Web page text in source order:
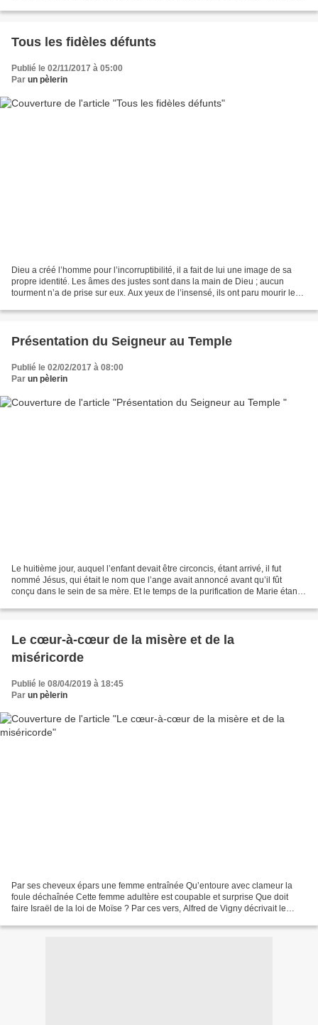
Tous les fidèles défunts
Publié le 02/11/2017 à 05:00
Par un pèlerin
Dieu a créé l’homme pour l’incorruptibilité, il a fait de lui une image de sa
propre identité. Les âmes des justes sont dans la main de Dieu ; aucun
tourment n’a de prise sur eux. Aux yeux de l’insensé, ils ont paru mourir leur
Présentation du Seigneur au Temple
Publié le 02/02/2017 à 08:00
Par un pèlerin
Le huitième jour, auquel l’enfant devait être circoncis, étant arrivé, il fut
nommé Jésus, qui était le nom que l’ange avait annoncé avant qu’il fût
conçu dans le sein de sa mère. Et le temps de la purification de Marie étant
Le cœur-à-cœur de la misère et de la
miséricorde
Publié le 08/04/2019 à 18:45
Par un pèlerin
Par ses cheveux épars une femme entraînée Qu’entoure avec clameur la
foule déchaînée Cette femme adultère est coupable et surprise Que doit
faire Israël de la loi de Moïse ? Par ces vers, Alfred de Vigny décrivait le